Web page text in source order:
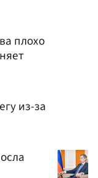
плохо
из-за